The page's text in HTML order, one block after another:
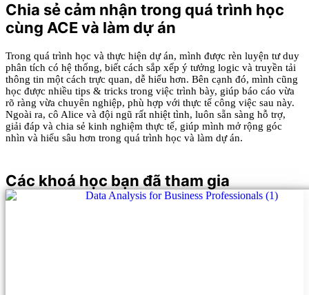
Chia sẻ cảm nhận trong quá trình học
cùng ACE và làm dự án
Trong quá trình học và thực hiện dự án, mình được rèn luyện tư duy
phân tích có hệ thống, biết cách sắp xếp ý tưởng logic và truyền tải
thông tin một cách trực quan, dễ hiểu hơn. Bên cạnh đó, mình cũng
học được nhiều tips & tricks trong việc trình bày, giúp báo cáo vừa
rõ ràng vừa chuyên nghiệp, phù hợp với thực tế công việc sau này.
Ngoài ra, cô Alice và đội ngũ rất nhiệt tình, luôn sẵn sàng hỗ trợ,
giải đáp và chia sẻ kinh nghiệm thực tế, giúp mình mở rộng góc
nhìn và hiểu sâu hơn trong quá trình học và làm dự án.
Các khoá học bạn đã tham gia